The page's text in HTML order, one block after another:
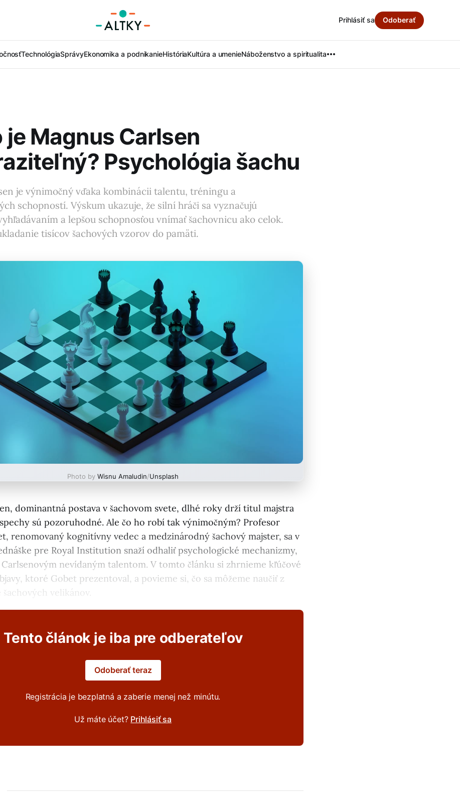
TechnológiaSprávyEkonomika a podnikanieHistóriaKultúra a umenieNáboženstvo a spiritualita
Prihlásiť sa Odoberať
je Magnus Carlsen
Psychológia šachu
je výnimočný vďaka kombinácii talentu, tréningu a
schopností. Výskum ukazuje, že silní hráči sa vyznačujú
a lepšou schopnosťou vnímať šachovnicu ako celok.
tisícov šachových vzorov do pamäti.
Photo by Wisnu Amaludin/Unsplash
dominantná postava v šachovom svete, dlhé roky drží titul majstra
sú pozoruhodné. Ale čo ho robí tak výnimočným? Profesor
renomovaný kognitívny vedec a medzinárodný šachový majster, sa v
pre Royal Institution snaží odhaliť psychologické mechanizmy,
nevídaným talentom. V tomto článku si zhrnieme kľúčové
ktoré Gobet prezentoval, a povieme si, čo sa môžeme naučiť z
šachových velikánov.
Tento článok je iba pre odberateľov
Odoberať teraz
Registrácia je bezplatná a zaberie menej než minútu.
Už máte účet? Prihlásiť sa